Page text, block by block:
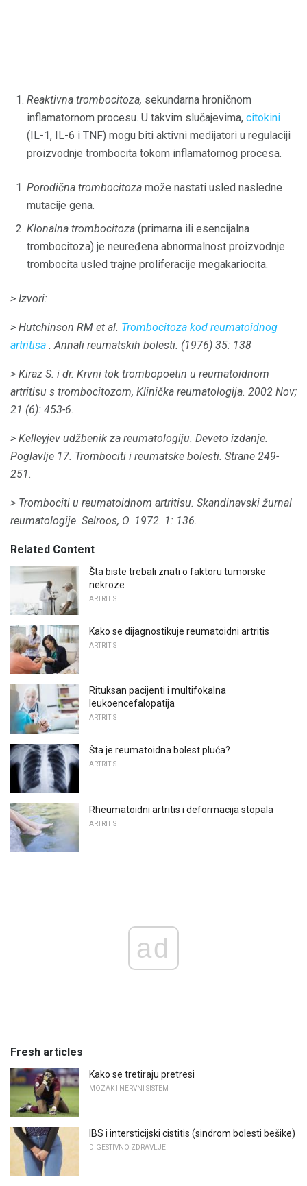
Reaktivna trombocitoza, sekundarna hroničnom
inflamatornom procesu. U takvim slučajevima, citokini
(IL-1, IL-6 i TNF) mogu biti aktivni medijatori u regulaciji
proizvodnje trombocita tokom inflamatornog procesa.
Porodična trombocitoza može nastati usled nasledne
mutacije gena.
Klonalna trombocitoza (primarna ili esencijalna
trombocitoza) je neuređena abnormalnost proizvodnje
trombocita usled trajne proliferacije megakariocita.
> Izvori:
> Hutchinson RM et al. Trombocitoza kod reumatoidnog
artritisa . Annali reumatskih bolesti. (1976) 35: 138
> Kiraz S. i dr. Krvni tok trombopoetin u reumatoidnom
artritisu s trombocitozom, Klinička reumatologija. 2002 Nov;
21 (6): 453-6.
> Kelleyjev udžbenik za reumatologiju. Deveto izdanje.
Poglavlje 17. Trombociti i reumatske bolesti. Strane 249-
251.
> Trombociti u reumatoidnom artritisu. Skandinavski žurnal
reumatologije. Selroos, O. 1972. 1: 136.
Related Content
Šta biste trebali znati o faktoru tumorske
nekroze
ARTRITIS
Kako se dijagnostikuje reumatoidni artritis
ARTRITIS
Rituksan pacijenti i multifokalna
leukoencefalopatija
ARTRITIS
Šta je reumatoidna bolest pluća?
ARTRITIS
Rheumatoidni artritis i deformacija stopala
ARTRITIS
ad
Fresh articles
Kako se tretiraju pretresi
MOZAK I NERVNI SISTEM
IBS i intersticijski cistitis (sindrom bolesti bešike)
DIGESTIVNO ZDRAVLJE